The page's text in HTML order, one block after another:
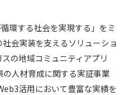
環する社会を実現する」をミ
会実装を支えるソリューショ
の地域コミュニティアプリ
の人材育成に関する実証事業
活用において豊富な実績を